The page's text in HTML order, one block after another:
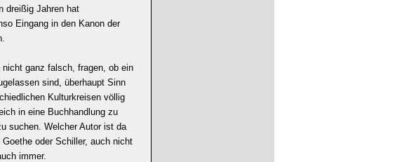
dreißig Jahren hat
Eingang in den Kanon der
ganz falsch, fragen, ob ein
sind, überhaupt Sinn
Kulturkreisen völlig
in eine Buchhandlung zu
suchen. Welcher Autor ist da
oder Schiller, auch nicht
immer.